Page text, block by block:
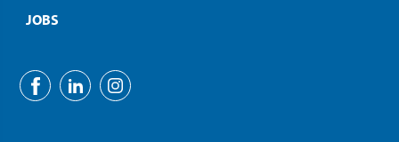
JOBS